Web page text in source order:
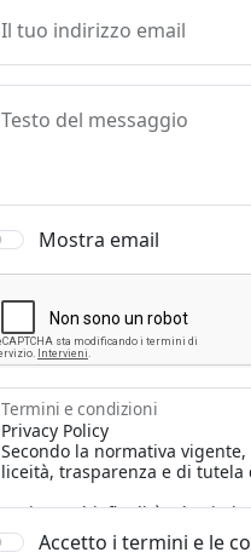
Il tuo indirizzo email
Testo del messaggio
Mostra email
Termini e condizioni
Accetto i termini e le